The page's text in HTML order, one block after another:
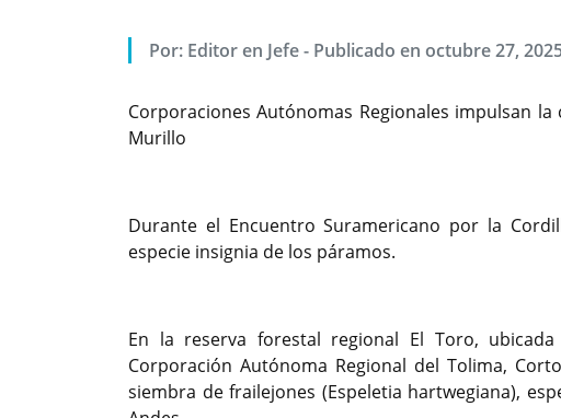
Por: Editor en Jefe - Publicado en octubre 27,
Corporaciones Autónomas Regionales impulsan
Murillo
Durante el Encuentro Suramericano por la
especie insignia de los páramos.
En la reserva forestal regional El Toro,
Corporación Autónoma Regional del Tolima,
siembra de frailejones (Espeletia hartwegiana),